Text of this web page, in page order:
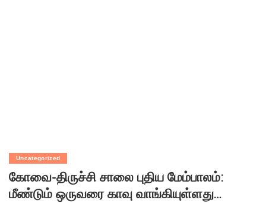
Uncategorized
கோவை-திருச்சி சாலை புதிய மேம்பாலம்:
மீண்டும் ஒருவரை காவு வாங்கியுள்ளது…